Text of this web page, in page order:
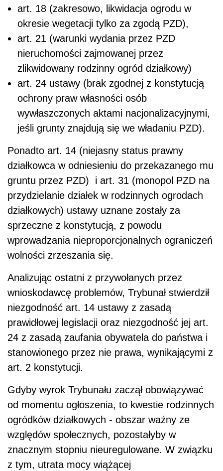
art. 18 (zakresowo, likwidacja ogrodu w
okresie wegetacji tylko za zgodą PZD),
art. 21 (warunki wydania przez PZD
nieruchomości zajmowanej przez
zlikwidowany rodzinny ogród działkowy)
art. 24 ustawy (brak zgodnej z konstytucją
ochrony praw własności osób
wywłaszczonych aktami nacjonalizacyjnymi,
jeśli grunty znajdują się we władaniu PZD).
Ponadto art. 14 (niejasny status prawny
działkowca w odniesieniu do przekazanego mu
gruntu przez PZD) i art. 31 (monopol PZD na
przydzielanie działek w rodzinnych ogrodach
działkowych) ustawy uznane zostały za
sprzeczne z konstytucją, z powodu
wprowadzania nieproporcjonalnych ograniczeń
wolności zrzeszania się.
Analizując ostatni z przywołanych przez
wnioskodawcę problemów, Trybunał stwierdził
niezgodność art. 14 ustawy z zasadą
prawidłowej legislacji oraz niezgodność jej art.
24 z zasadą zaufania obywatela do państwa i
stanowionego przez nie prawa, wynikającymi z
art. 2 konstytucji.
Gdyby wyrok Trybunału zaczął obowiązywać
od momentu ogłoszenia, to kwestie rodzinnych
ogródków działkowych - obszar ważny ze
względów społecznych, pozostałyby w
znacznym stopniu nieuregulowane. W związku
z tym, utrata mocy wiążącej